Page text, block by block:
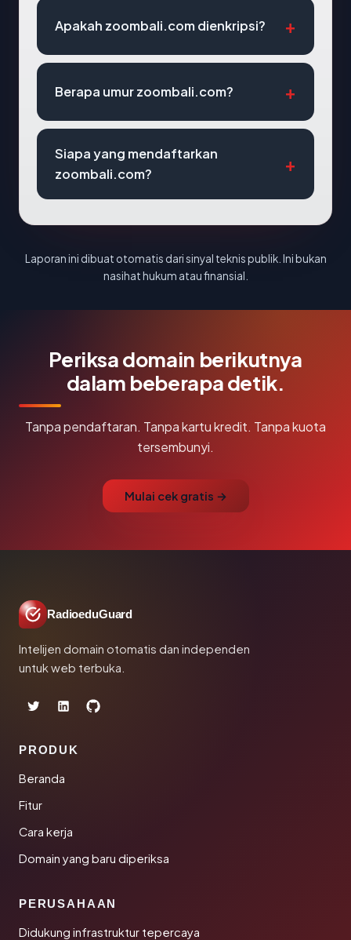
Apakah zoombali.com dienkripsi?
Berapa umur zoombali.com?
Siapa yang mendaftarkan
zoombali.com?
Laporan ini dibuat otomatis dari sinyal teknis publik. Ini bukan
nasihat hukum atau finansial.
Periksa domain berikutnya
dalam beberapa detik.
Tanpa pendaftaran. Tanpa kartu kredit. Tanpa kuota
tersembunyi.
Mulai cek gratis →
RadioeduGuard
Intelijen domain otomatis dan independen
untuk web terbuka.
PRODUK
Beranda
Fitur
Cara kerja
Domain yang baru diperiksa
PERUSAHAAN
Didukung infrastruktur tepercaya